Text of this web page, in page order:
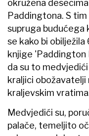
okružena
Paddingtona. S
supruga budućega
se kako bi
knjige 'Paddington
da su to
kraljici obožavatelji
kraljevskim
Medvjedići su,
palače, temeljito